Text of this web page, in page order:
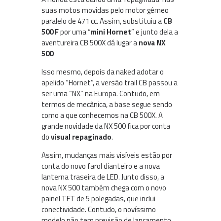
suas motos movidas pelo motor gêmeo
paralelo de 471 cc. Assim, substituiu aCB
500 Fpor uma “mini Hornet” e junto dela a
aventureira CB 500X dá lugar anova NX
500.
Isso mesmo, depois da naked adotar o
apelido “Hornet”, a versão trail CB passou a
ser uma “NX” na Europa. Contudo, em
termos de mecânica, a base segue sendo
como a que conhecemos na CB 500X. A
grande novidade da NX 500 fica por conta
dovisual repaginado.
Assim, mudanças mais visíveis estão por
conta do novo farol dianteiro e a nova
lanterna traseira de LED. Junto disso, a
nova NX 500 também chega com o novo
painel TFT de 5 polegadas, que inclui
conectividade. Contudo, o novíssimo